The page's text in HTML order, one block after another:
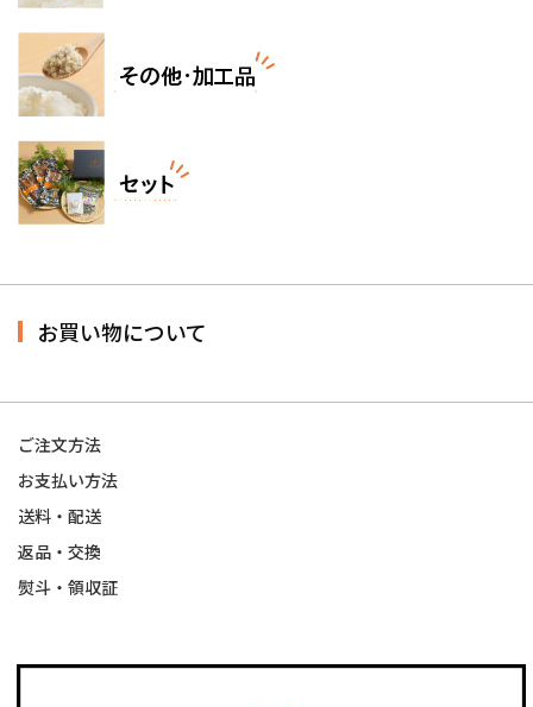
お買い物について
ご注文方法
お支払い方法
送料・配送
返品・交換
熨斗・領収証